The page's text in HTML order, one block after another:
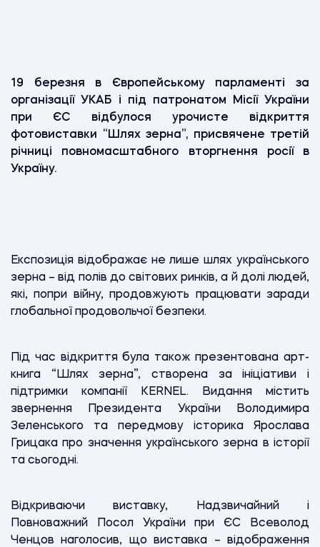
19 березня в Європейському парламенті за
організації УКАБ і під патронатом Місії України
при ЄС відбулося урочисте відкриття
фотовиставки “Шлях зерна”, присвячене третій
річниці повномасштабного вторгнення росії в
Україну.
Експозиція відображає не лише шлях українського
зерна – від полів до світових ринків, а й долі людей,
які, попри війну, продовжують працювати заради
глобальної продовольчої безпеки.
Під час відкриття була також презентована арт-
книга “Шлях зерна”, створена за ініціативи і
підтримки компанії KERNEL. Видання містить
звернення Президента України Володимира
Зеленського та передмову історика Ярослава
Грицака про значення українського зерна в історії
та сьогодні.
Відкриваючи виставку, Надзвичайний і
Повноважний Посол України при ЄС Всеволод
Ченцов наголосив, що виставка – відображення